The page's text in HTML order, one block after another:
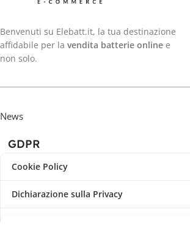
Benvenuti su Elebatt.it, la tua destinazione
affidabile per la vendita batterie online e
non solo.
News
GDPR
Cookie Policy
Dichiarazione sulla Privacy